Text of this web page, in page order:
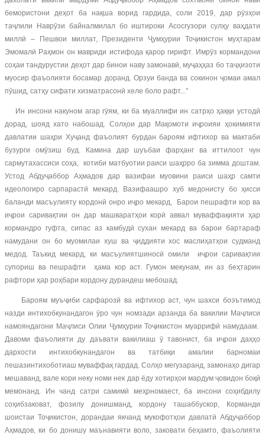
бемористони деҳот ба нақша ворид гардида, соли 2019, дар рӯзҳои
таҷлили Наврӯзи байналмилал бо иштироки Асосгузори сулҳу ваҳдати
миллӣ – Пешвои миллат, Президенти Ҷумҳурии Тоҷикистон муҳтарам
Эмомалӣ Раҳмон он мавриди истифода қарор гирифт. Имрӯз кормандони
соҳаи тандурустии деҳот дар бинои наву замонавӣ, муҷаҳҳаз бо таҷҳизоти
муосир фаъолияти босамар доранд. Орзуи банда ва сокинон ҷомаи амал
пӯшид, сатҳу сифати хизматрасонӣ хеле боло рафт...”
Ин инсони накуном агар гӯям, ки ба муаллифи ин сатрҳо ҳаққи устодӣ
дорад, шояд хато набошад. Солҳои дар Мақомоти иҷроияи ҳокимияти
давлатии шаҳри Хуҷанд фаъолият бурдан бароям ифтихор ва мактаби
бузурги омӯзиш буд. Камина дар шуъбаи фарҳанг ва иттилоот чун
сармутахассиси соҳа, котиби матбуотии раиси шаҳрро ба зимма доштам.
Устод Абдуҷаббор Аҳмадов дар вазифаи муовини раиси шаҳр самти
идеологиро сарпарастӣ мекард. Вазифаашро хуб медонисту бо ҳисси
баланди масъулияту кордонӣ онро иҷро мекард, Барои пешрафти кор ва
иҷрои саривақтии он дар машваратҳои корӣ аввал муваффақияти ҳар
кормандро гуфта, сипас аз камбудӣ сухан мекард ва барои бартараф
намудани он бо муомилаи хуш ва ҷиддияти хос маслиҳатҳои судманд
медод. Таъкид мекард, ки масъулиятшиносӣ омили иҷрои саривақтии
супориш ва пешрафти ҳама кор аст. Гумон мекунам, ин аз беҳтарин
рафтори ҳар роҳбари кордону дурандеш мебошад.
Бароям муъҷиби сарфарозӣ ва ифтихор аст, чун шахси боэътимод
назди интихобкунандагон ӯро чун номзади арзанда ба вакилии Маҷлиси
намояндагони Маҷлиси Олии Ҷумҳурии Тоҷикистон муаррифӣ намудаам.
Давоми фаъолияти ду даъвати вакилиаш ӯ тавонист, ба иҷрои даҳҳо
дархости интихобкунандагон ва татбиқи амалии барномаи
пешазинтихоботиаш муваффақ гардад. Солҳо мегузаранд, замонаҳо дигар
мешаванд, вале кори неку номи нек дар ёду хотирҳои мардум ҷовидон боқӣ
мемонанд. Ин чанд сатри самимӣ меҳрномаест, ба инсони соҳибдилу
соҳибзаковат, фозилу донишманд, кордону ташаббускор, Корманди
шоистаи Тоҷикистон, дорандаи якчанд мукофотҳои давлатӣ Абдуҷаббор
Аҳмадов, ки бо донишу маънавияти воло, заковати беҳамто, фаъолияти